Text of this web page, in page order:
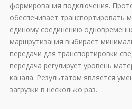
формирования подключения.
обеспечивает транспортировать
единому соединению
маршрутизация выбирает
передачи для транспортировки
передача регулирует уровень
канала. Результатом является
загрузки в несколько раз.